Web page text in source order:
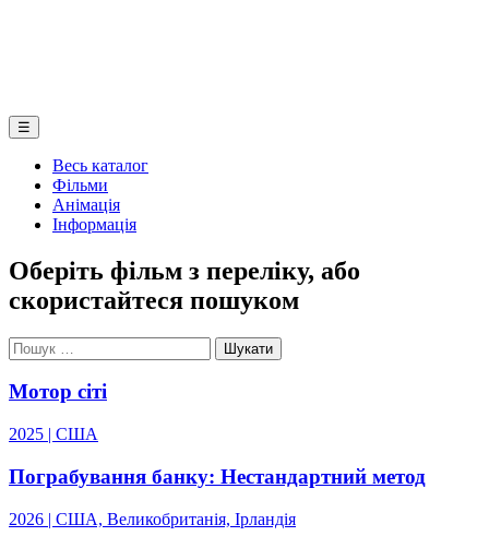
☰
Весь каталог
Фільми
Анімація
Інформація
Оберіть фільм з переліку, або
скористайтеся пошуком
Мотор сіті
2025 | США
Пограбування банку: Нестандартний метод
2026 | США, Великобританія, Ірландія